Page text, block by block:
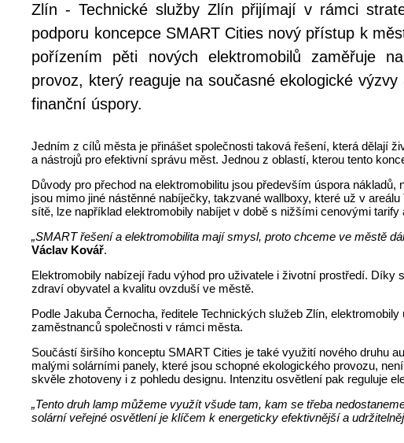
Zlín - Technické služby Zlín přijímají v rámci
podporu koncepce SMART Cities nový přístup k
pořízením pěti nových elektromobilů zaměřuje
provoz, který reaguje na současné ekologické
finanční úspory.
Jedním z cílů města je přinášet společnosti taková řešení, která dělají
a nástrojů pro efektivní správu měst. Jednou z oblastí, kterou tento
Důvody pro přechod na elektromobilitu jsou především úspora
jsou mimo jiné nástěnné nabíječky, takzvané wallboxy, které už v
sítě, lze například elektromobily nabíjet v době s nižšími cenovými
„SMART řešení a elektromobilita mají smysl, proto chceme ve městě
Václav Kovář.
Elektromobily nabízejí řadu výhod pro uživatele i životní prostředí.
zdraví obyvatel a kvalitu ovzduší ve městě.
Podle Jakuba Černocha, ředitele Technických služeb Zlín,
zaměstnanců společnosti v rámci města.
Součástí širšího konceptu SMART Cities je také využití nového druhu
malými solárními panely, které jsou schopné ekologického provozu,
skvěle zhotoveny i z pohledu designu. Intenzitu osvětlení pak reguluje
„Tento druh lamp můžeme využít všude tam, kam se třeba
solární veřejné osvětlení je klíčem k energeticky efektivnější a